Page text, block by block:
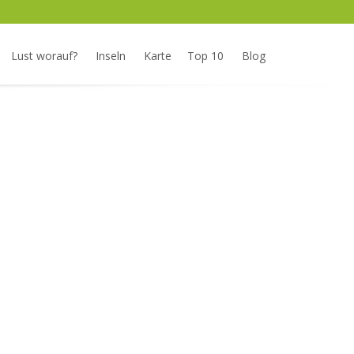
Lust worauf? Inseln Karte Top 10 Blog